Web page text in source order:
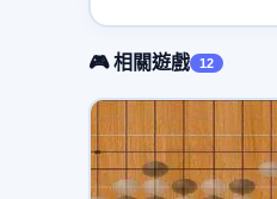
🎮 相關遊戲 12